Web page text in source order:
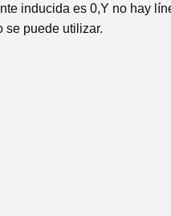
inducida es 0,Y no hay
se puede utilizar.